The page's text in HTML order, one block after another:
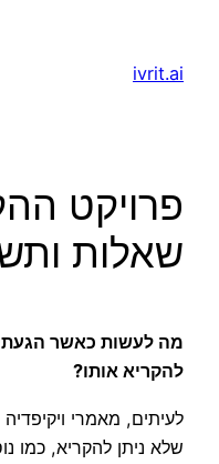
ivrit.ai
פרויקט
שאלות
מה לעשות כאשר
להקריא אותו?
לעיתים, מאמרי
שלא ניתן להקריא, כמו